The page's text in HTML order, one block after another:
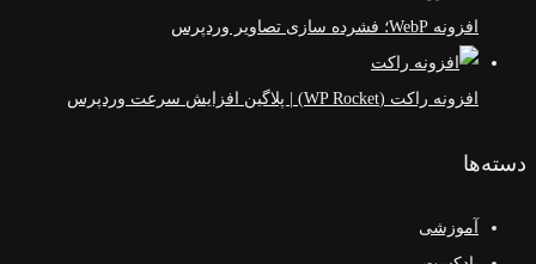
افزونه WebP؛ فشرده سازی تصاویر وردپرس
افزونه راکت (WP Rocket) | پلاگین افزایش سرعت وردپرس
دسته‌ها
آموزشی